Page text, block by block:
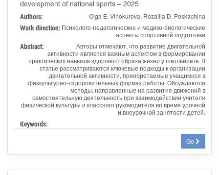
development of national sports – 2025
Authors: Olga E. Vinokurova, Rozaliia D. Poskachina
Work direction: Психолого-педагогические и медико-биологические
аспекты спортивной подготовки
Abstract:
Авторы отмечают, что развитие двигательной
активности является важным аспектом в формировании
практических навыков здорового образа жизни у школьников. В
статье рассматриваются ключевые подходы к организации
двигательной активности, приобретаемые учащимися в
физкультурно-оздоровительных формах работы. Обсуждаются
методы, направленные на развитие движений в
самостоятельную деятельность при взаимодействии учителя
физической культуры и классного руководителя во время урочной
и внеурочной занятости детей.
Keywords:
Go